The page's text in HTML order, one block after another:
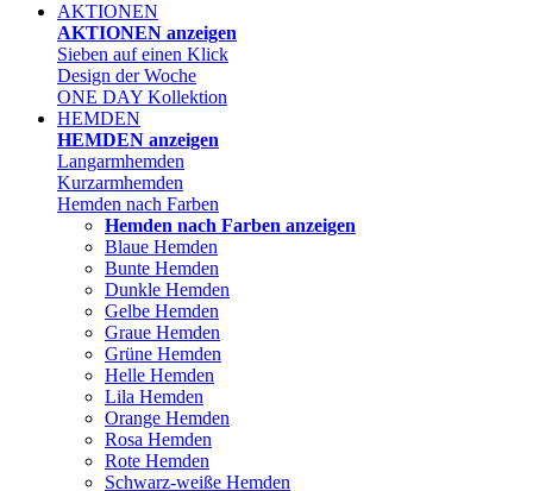
AKTIONEN
AKTIONEN anzeigen
Sieben auf einen Klick
Design der Woche
ONE DAY Kollektion
HEMDEN
HEMDEN anzeigen
Langarmhemden
Kurzarmhemden
Hemden nach Farben
Hemden nach Farben anzeigen
Blaue Hemden
Bunte Hemden
Dunkle Hemden
Gelbe Hemden
Graue Hemden
Grüne Hemden
Helle Hemden
Lila Hemden
Orange Hemden
Rosa Hemden
Rote Hemden
Schwarz-weiße Hemden